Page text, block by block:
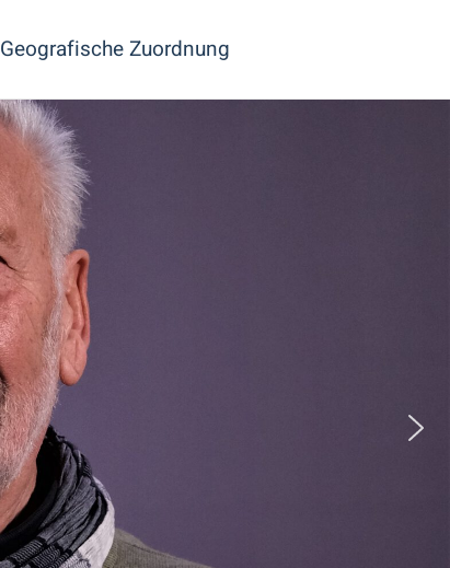
Geografische Zuordnung